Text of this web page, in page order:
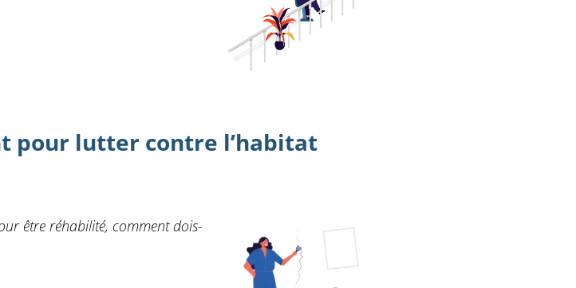
pour lutter contre l’habitat
être réhabilité, comment dois-